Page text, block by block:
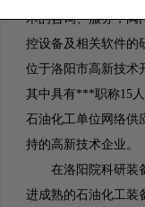
术的咨询、服务；阀
控设备及相关软件的
位于洛阳市高新技术
其中具有***职称15
石油化工单位网络供
持的高新技术企业。
在洛阳院科研装备
进成熟的石油化工装